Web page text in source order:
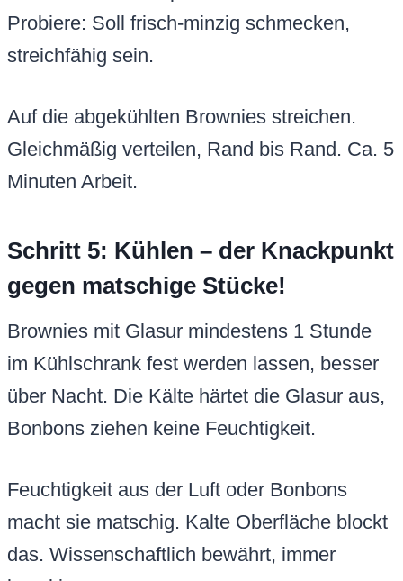
Probiere: Soll frisch-minzig schmecken,
streichfähig sein.
Auf die abgekühlten Brownies streichen.
Gleichmäßig verteilen, Rand bis Rand. Ca. 5
Minuten Arbeit.
Schritt 5: Kühlen – der Knackpunkt
gegen matschige Stücke!
Brownies mit Glasur mindestens 1 Stunde
im Kühlschrank fest werden lassen, besser
über Nacht. Die Kälte härtet die Glasur aus,
Bonbons ziehen keine Feuchtigkeit.
Feuchtigkeit aus der Luft oder Bonbons
macht sie matschig. Kalte Oberfläche blockt
das. Wissenschaftlich bewährt, immer